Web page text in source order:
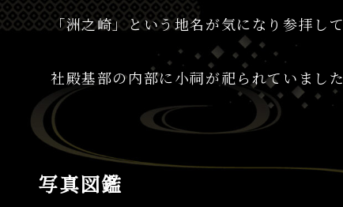
「洲之崎」という地名が気になり参拝し
社殿基部の内部に小祠が祀られていました
写真図鑑